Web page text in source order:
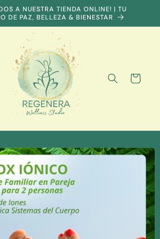
A NUESTRA TIENDA ONLINE! | TU
DE PAZ, BELLEZA & BIENESTAR
Cart